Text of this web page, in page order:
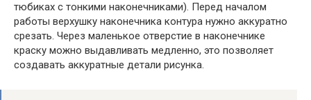
тюбиках с тонкими наконечниками). Перед началом
работы верхушку наконечника контура нужно аккуратно
срезать. Через маленькое отверстие в наконечнике
краску можно выдавливать медленно, это позволяет
создавать аккуратные детали рисунка.